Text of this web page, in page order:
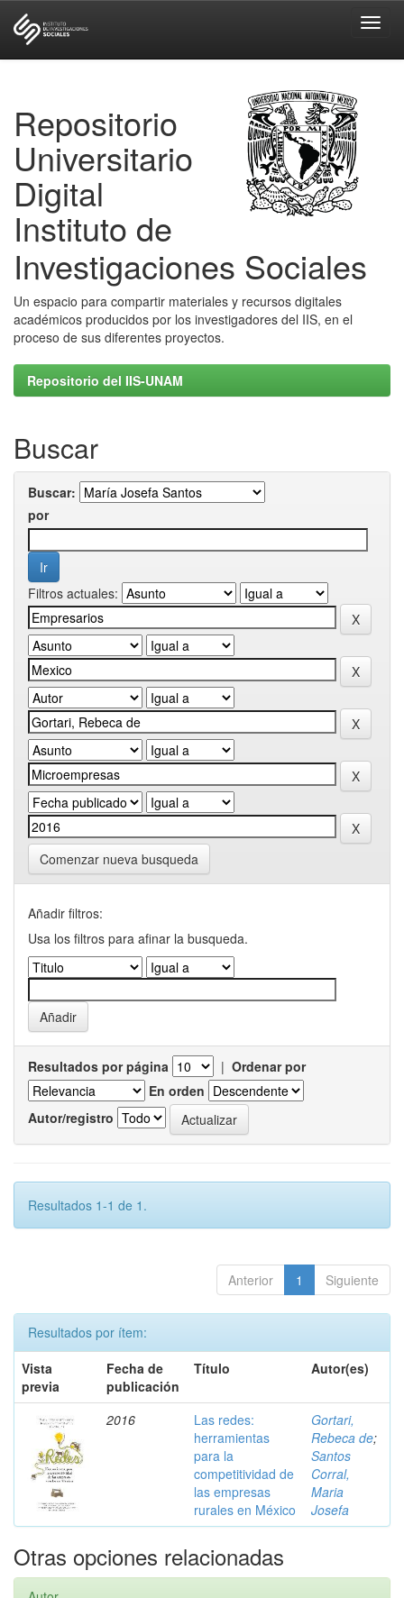
Repositorio
Universitario
Digital
Instituto de
Investigaciones Sociales
Un espacio para compartir materiales y recursos digitales
académicos producidos por los investigadores del IIS, en el
proceso de sus diferentes proyectos.
Repositorio del IIS-UNAM
Buscar
Buscar:
por
Filtros actuales:
Comenzar nueva busqueda
Añadir filtros:
Usa los filtros para afinar la busqueda.
Resultados por página | Ordenar por
En orden
Autor/registro
Resultados 1-1 de 1.
Anterior 1 Siguiente
Resultados por ítem:
Vista
previa
Fecha de
publicación
Título Autor(es)
2016
Las redes:
herramientas
para la
competitividad de
las empresas
rurales en México
Gortari,
Rebeca de;
Santos
Corral,
Maria
Josefa
Otras opciones relacionadas